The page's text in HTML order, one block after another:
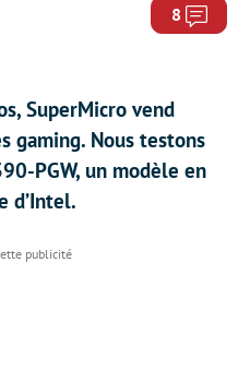
8
SuperMicro vend
gaming. Nous testons
PGW, un modèle en
d’Intel.